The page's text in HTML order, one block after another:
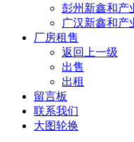
彭州新鑫和产
广汉新鑫和产
厂房租售
返回上一级
出售
出租
留言板
联系我们
大图轮换